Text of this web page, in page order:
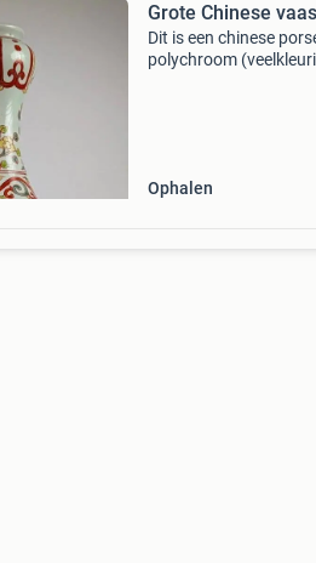
Grote Chinese vaas
Dit is een chinese
polychroom
Ophalen